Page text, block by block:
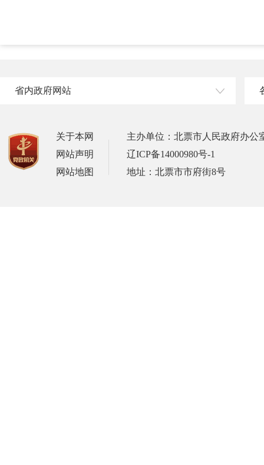
省内政府网站
关于本网
网站声明
网站地图
主办单位：北票市人民政府办公
辽ICP备14000980号-1
地址：北票市市府街8号